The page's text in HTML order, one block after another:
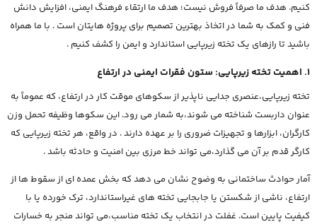
کنیم. هدف ما صرفاً فروش نیست؛ هدف ما ارتقاء فرهنگ ایمنی، افزایش دانش
فنی و کمک به شما در اتخاذ بهترین تصمیم برای پروژه هایتان است . با ما همراه
باشید تا رازهای یک تخته زیرپایی استاندارد و ایمن را کشف کنیم .
1. اهمیت تخته زیرپایی: ستون فقرات ایمنی در ارتفاع
تخته زیرپایی،عنصری جدایی ناپذیر از سکوهای موقت کار در ارتفاع، که عموماً به
عنوان داربست شناخته می شوند،به شمار می رود. این سکوها وظیفه تحمل وزن
کارگران، ابزارها و تجهیزات ضروری را بر عهده دارند . در واقع، هر تخته زیرپایی که
کارگر قدم بر آن می گذارد،می تواند خط مرزی بین امنیت و حادثه باشد .
آمار حوادث ساختمانی به وضوح نشان می دهد که بخش عمده ای از سقوط ها از
ارتفاع، ناشی از شکستن یا جابجایی تخته های غیراستاندارد، ترک خورده یا با
کیفیت پایین است. غفلت در انتخاب یک تخته مناسب،می تواند منجر به خسارات